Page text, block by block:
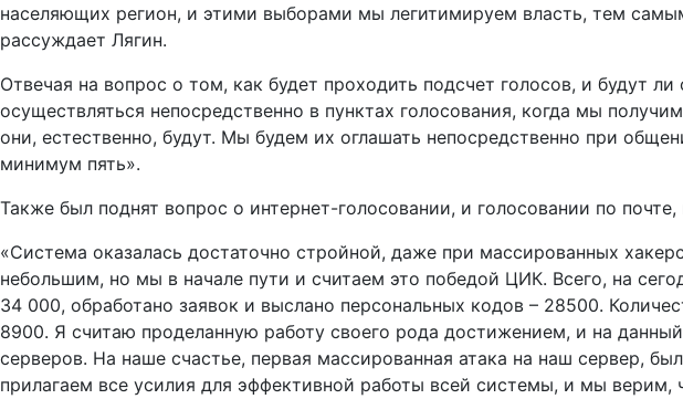
населяющих регион, и этими выборами мы легитимируем власть, тем
рассуждает Лягин.
Отвечая на вопрос о том, как будет проходить подсчет голосов, и будут
осуществляться непосредственно в пунктах голосования, когда мы
они, естественно, будут. Мы будем их оглашать непосредственно при
минимум пять».
Также был поднят вопрос о интернет-голосовании, и голосовании по
«Система оказалась достаточно стройной, даже при массированных
небольшим, но мы в начале пути и считаем это победой ЦИК. Всего, на
34 000, обработано заявок и выслано персональных кодов – 28500.
8900. Я считаю проделанную работу своего рода достижением, и на
серверов. На наше счастье, первая массированная атака на наш сервер,
прилагаем все усилия для эффективной работы всей системы, и мы